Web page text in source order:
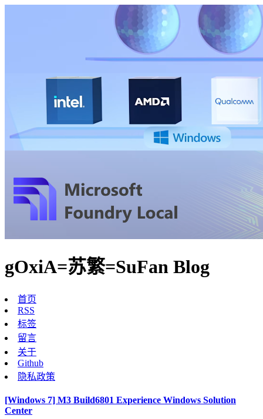
gOxiA=苏繁=SuFan Blog
首页
RSS
标签
留言
关于
Github
隐私政策
[Windows 7] M3 Build6801 Experience Windows Solution
Center